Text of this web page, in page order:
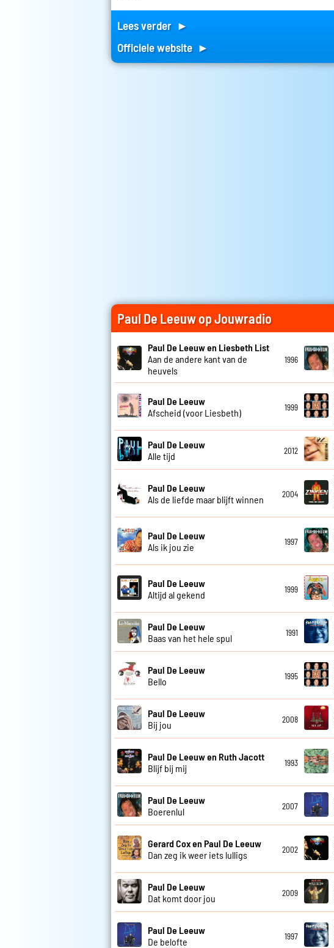
Lees verder ►
Officiele website ►
Paul De Leeuw op Jouwradio
Paul De Leeuw en Liesbeth List
Aan de andere kant van de
heuvels
1996
Paul De Leeuw
Afscheid (voor Liesbeth)
1999
Paul De Leeuw
Alle tijd
2012
Paul De Leeuw
Als de liefde maar blijft winnen
2004
Paul De Leeuw
Als ik jou zie
1997
Paul De Leeuw
Altijd al gekend
1999
Paul De Leeuw
Baas van het hele spul
1991
Paul De Leeuw
Bello
1995
Paul De Leeuw
Bij jou
2008
Paul De Leeuw en Ruth Jacott
Blijf bij mij
1993
Paul De Leeuw
Boerenlul
2007
Gerard Cox en Paul De Leeuw
Dan zeg ik weer iets lulligs
2002
Paul De Leeuw
Dat komt door jou
2009
Paul De Leeuw
De belofte
1997